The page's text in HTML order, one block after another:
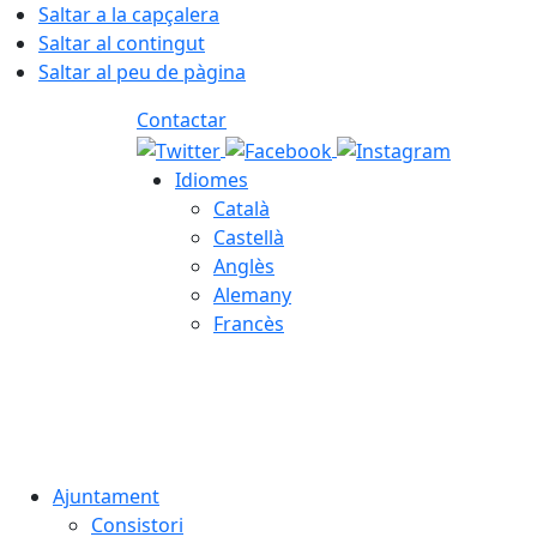
Saltar a la capçalera
Saltar al contingut
Saltar al peu de pàgina
Contactar
Idiomes
Català
Castellà
Anglès
Alemany
Francès
Ajuntament
Consistori